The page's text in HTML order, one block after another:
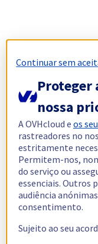
Continuar sem
Proteger
nossa
A OVHcloud eos
rastreadores no
estritamente
Permitem-nos,
do serviço ou
essenciais. Outros
audiência
consentimento.
Sujeito ao seu